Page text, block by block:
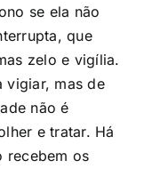
se ela não
que
zelo e vigília.
vigiar, mas de
não é
e tratar. Há
recebem os